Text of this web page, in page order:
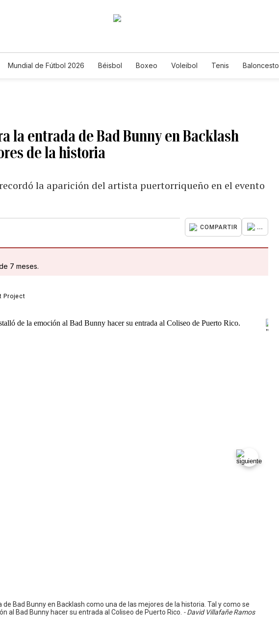
Mundial de Fútbol 2026 Béisbol Boxeo Voleibol Tenis Baloncesto
la entrada de Bad Bunny en Backlash
de la historia
la aparición del artista puertorriqueño en el evento
COMPARTIR ...
7 meses.
Bad Bunny en Backlash como una de las mejores de la historia. Tal y como se
al Bad Bunny hacer su entrada al Coliseo de Puerto Rico. - David Villafañe Ramos